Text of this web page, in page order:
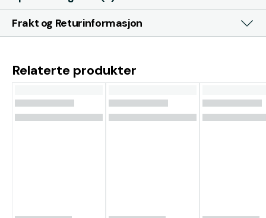
Frakt og Returinformasjon
Relaterte produkter